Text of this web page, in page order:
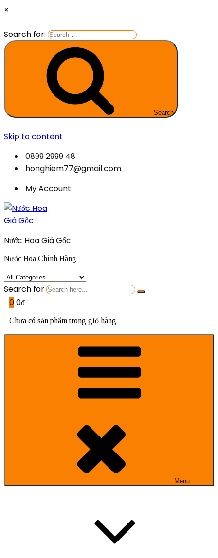
×
Search for:
Search
Skip to content
0899 2999 48
honghiem77@gmail.com
My Account
Nước Hoa Giá Gốc
Nước Hoa Chính Hãng
Search for
00₫
Chưa có sản phẩm trong giỏ hàng.
Menu